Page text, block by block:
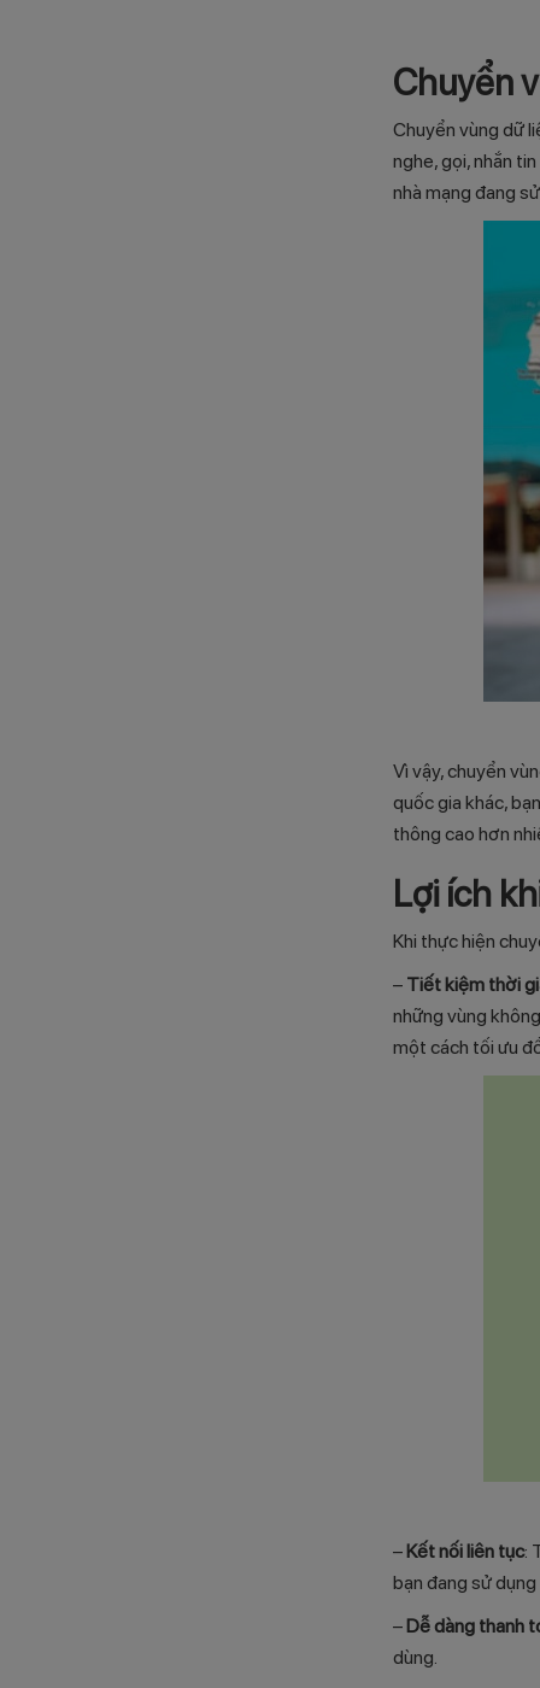
Chuyển
Chuyển vùng dữ
nghe, gọi, nhắn
nhà mạng đang
Vì vậy, chuyển
quốc gia khác,
thông cao hơn
Lợi ích
Khi thực hiện
– Tiết kiệm thời
những vùng
một cách tối ưu
– Kết nối liên tục:
bạn đang sử
– Dễ dàng thanh
dùng.